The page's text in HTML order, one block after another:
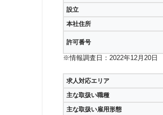
設立
本社住所
許可番号
※情報調査日：2022年12月20日
求人対応エリア
主な取扱い職種
主な取扱い雇用形態